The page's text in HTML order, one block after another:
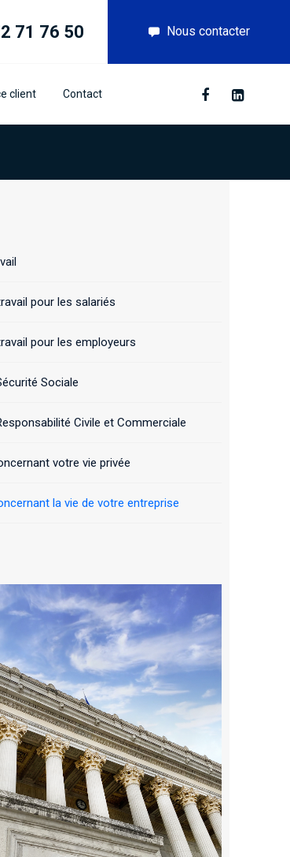
71 76 50 Nous contacter
client Contact
pour les salariés
pour les employeurs
Sociale
Civile et Commerciale
votre vie privée
la vie de votre entreprise